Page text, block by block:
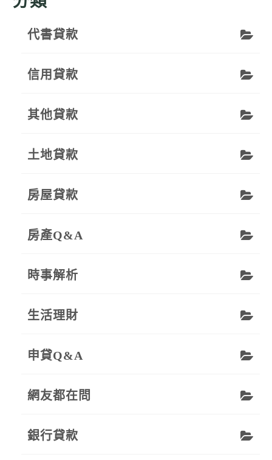
代書貸款
信用貸款
其他貸款
土地貸款
房屋貸款
房產Q&A
時事解析
生活理財
申貸Q&A
網友都在問
銀行貸款